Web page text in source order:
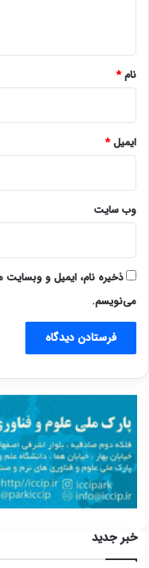
نام*
ایمیل*
وب‌ سایت
ذخیره نام، ایمیل و وبسایت
می‌نویسم.
خبر جدید